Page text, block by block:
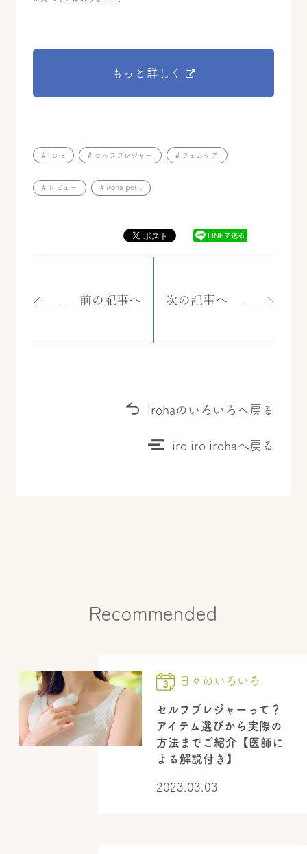
もっと詳しく
# iroha # セルフプレジャー # フェムケア
# レビュー # iroha petit
前の記事へ 次の記事へ
irohaのいろいろへ戻る
iro iro irohaへ戻る
Recommended
日々のいろいろ
セルフプレジャーって？
アイテム選びから実際の
方法までご紹介【医師に
よる解説付き】
2023.03.03